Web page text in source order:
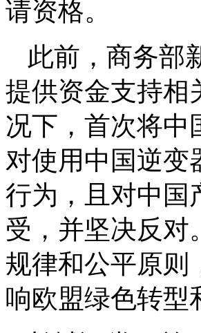
请资格。
此前，商务部
提供资金支持相
况下，首次将中
对使用中国逆变
行为，且对中国
受，并坚决反对
规律和公平原则
响欧盟绿色转型